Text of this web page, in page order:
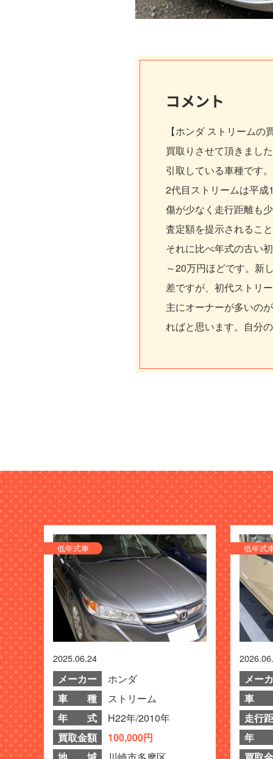
コメント
【ホンダ ストリーム
買取りさせて頂きまし
引取している車種です
2代目ストリームは平
傷が少なく走行距離も
査定額を提示されるこ
それに比べ年式の古い
～20万円ほどです。新
差ですが、初代ストリ
主にオーナーが多いの
ればと思います。自分
低年式車
2025.06.24
メーカー
ホンダ
車 種
ストリーム
年 式
H22年/2010年
買取金額
100,000円
低年式
メー
車
走行
年